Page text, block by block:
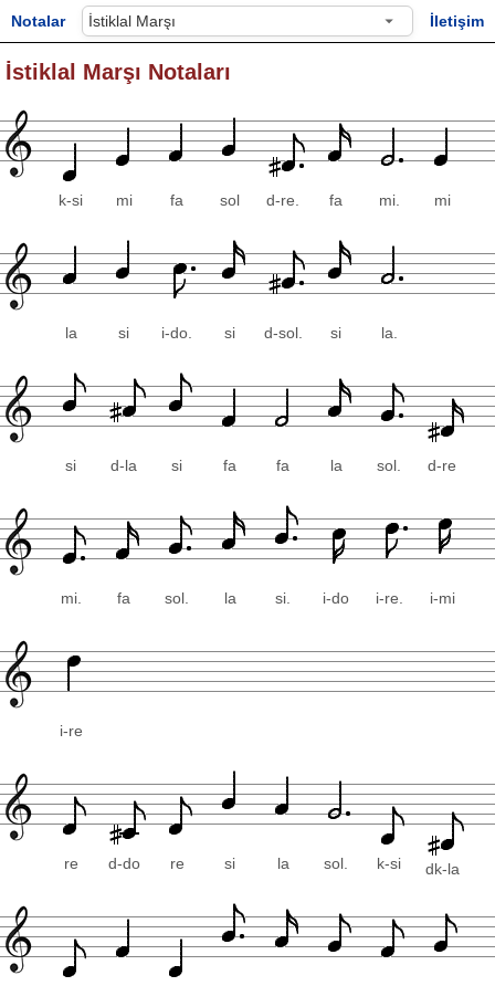
Notalar İletişim
İstiklal Marşı Notaları
k-si mi fa sol d-re. fa mi. mi
la si i-do. si d-sol. si la.
si d-la si fa fa la sol. d-re
mi. fa sol. la si. i-do i-re. i-mi
i-re
re d-do re si la sol. k-si dk-la